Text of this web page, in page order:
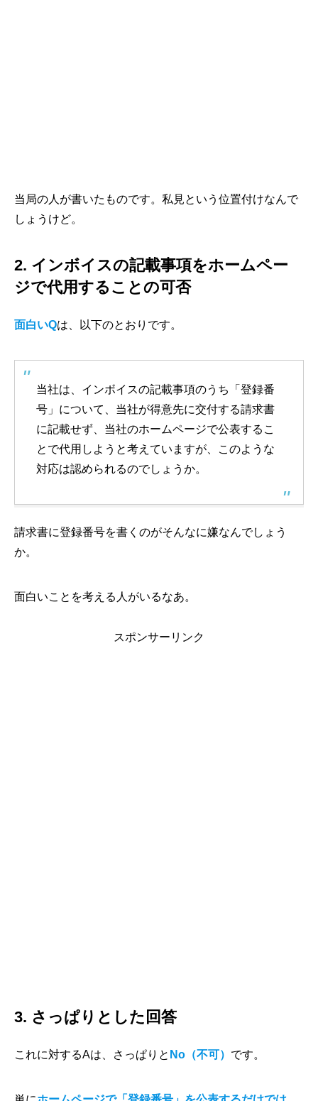
当局の人が書いたものです。私見という位置付けなんで
しょうけど。
2. インボイスの記載事項をホームペー
ジで代用することの可否
面白いQは、以下のとおりです。
当社は、インボイスの記載事項のうち「登録番
号」について、当社が得意先に交付する請求書
に記載せず、当社のホームページで公表するこ
とで代用しようと考えていますが、このような
対応は認められるのでしょうか。
請求書に登録番号を書くのがそんなに嫌なんでしょう
か。
面白いことを考える人がいるなあ。
スポンサーリンク
3. さっぱりとした回答
これに対するAは、さっぱりと No（不可） です。